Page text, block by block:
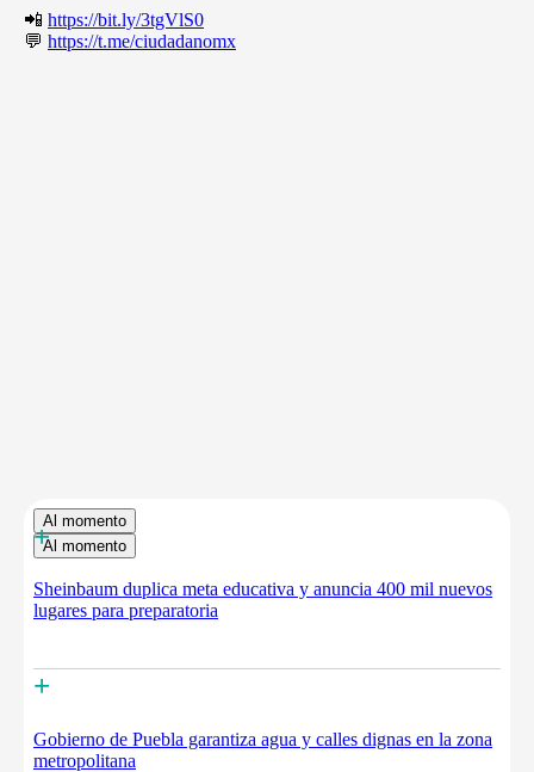
📲 https://bit.ly/3tgVlS0
💬 https://t.me/ciudadanomx
Al momento
Al momento
+
Sheinbaum duplica meta educativa y anuncia 400 mil nuevos
lugares para preparatoria
+
Gobierno de Puebla garantiza agua y calles dignas en la zona
metropolitana